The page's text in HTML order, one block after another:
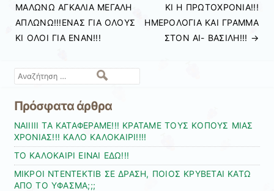
ΜΑΛΩΝΩ ΑΓΚΑΛΙΑ ΜΕΓΑΛΗ
ΑΠΛΩΝΩ!!!ΕΝΑΣ ΓΙΑ ΟΛΟΥΣ
ΚΙ ΟΛΟΙ ΓΙΑ ΕΝΑΝ!!!
ΚΙ Η ΠΡΩΤΟΧΡΟΝΙΑ!!!
ΗΜΕΡΟΛΟΓΙΑ ΚΑΙ ΓΡΑΜΜΑ
ΣΤΟΝ ΑΙ- ΒΑΣΙΛΗ!!! →
Αναζήτηση
Πρόσφατα άρθρα
ΝΑΙΙΙΙΙ ΤΑ ΚΑΤΑΦΕΡΑΜΕ!!! ΚΡΑΤΑΜΕ ΤΟΥΣ ΚΟΠΟΥΣ ΜΙΑΣ
ΧΡΟΝΙΑΣ!!! ΚΑΛΟ ΚΑΛΟΚΑΙΡΙ!!!!
ΤΟ ΚΑΛΟΚΑΙΡΙ ΕΙΝΑΙ ΕΔΩ!!!
ΜΙΚΡΟΙ ΝΤΕΝΤΕΚΤΙΒ ΣΕ ΔΡΑΣΗ, ΠΟΙΟΣ ΚΡΥΒΕΤΑΙ ΚΑΤΩ
ΑΠΟ ΤΟ ΥΦΑΣΜΑ;;;